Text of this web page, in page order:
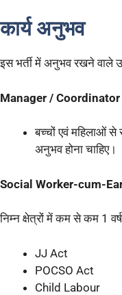
कार्य अनुभव
इस भर्ती में अनुभव रखने वाले
Manager / Coordinator
बच्चों एवं महिलाओं से
अनुभव होना चाहिए।
Social Worker-cum-
निम्न क्षेत्रों में कम से कम 1
JJ Act
POCSO Act
Child Labour